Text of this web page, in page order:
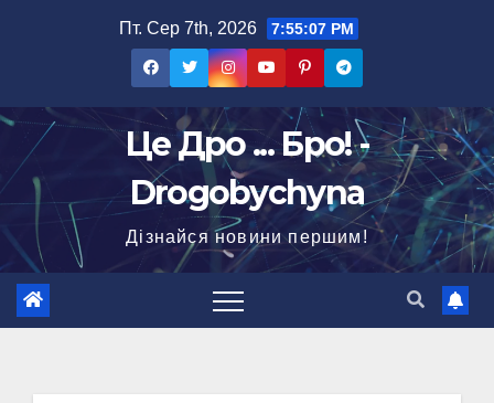
Пт. Сер 7th, 2026 7:55:08 PM
Це Дро ... Бро! -
Drogobychyna
Дізнайся новини першим!